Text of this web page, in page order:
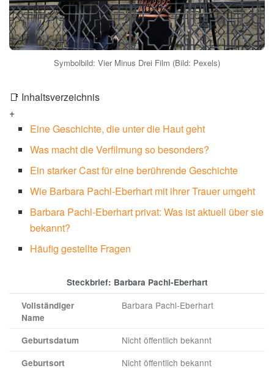
Symbolbild: Vier Minus Drei Film (Bild: Pexels)
📑 Inhaltsverzeichnis
+
Eine Geschichte, die unter die Haut geht
Was macht die Verfilmung so besonders?
Ein starker Cast für eine berührende Geschichte
Wie Barbara Pachl-Eberhart mit ihrer Trauer umgeht
Barbara Pachl-Eberhart privat: Was ist aktuell über sie
bekannt?
Häufig gestellte Fragen
Steckbrief: Barbara Pachl-Eberhart
Vollständiger
Name
Barbara Pachl-Eberhart
Geburtsdatum Nicht öffentlich bekannt
Geburtsort Nicht öffentlich bekannt